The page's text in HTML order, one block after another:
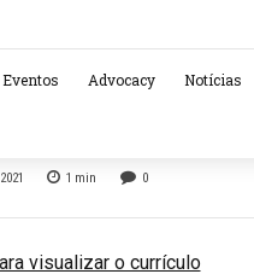
Eventos Advocacy Notícias
1 min 0
visualizar o currículo